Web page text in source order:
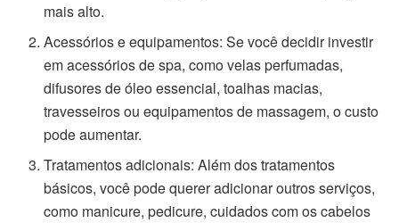
mais alto.
Acessórios e equipamentos: Se você decidir investir
em acessórios de spa, como velas perfumadas,
difusores de óleo essencial, toalhas macias,
travesseiros ou equipamentos de massagem, o custo
pode aumentar.
Tratamentos adicionais: Além dos tratamentos
básicos, você pode querer adicionar outros serviços,
como manicure, pedicure, cuidados com os cabelos